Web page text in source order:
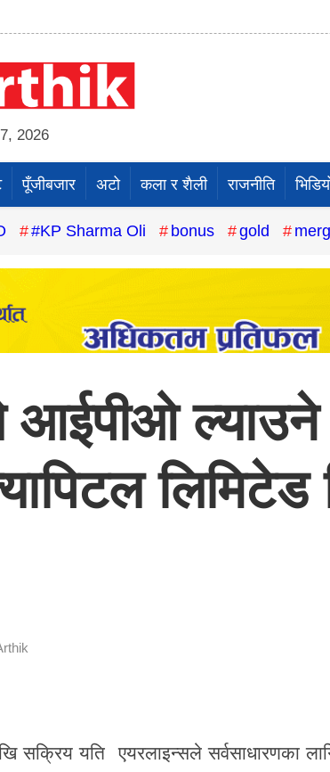
2026
पूँजीबजार अटो कला र शैली राजनीति
#KP Sharma Oli bonus gold
आईपीओ ल्याउने
लिमिटेड
सक्रिययति एयरलाइन्सले सर्वसाधारणका